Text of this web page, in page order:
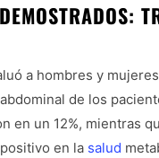
a hombres y
de los
en un 12%, mientras
en la salud